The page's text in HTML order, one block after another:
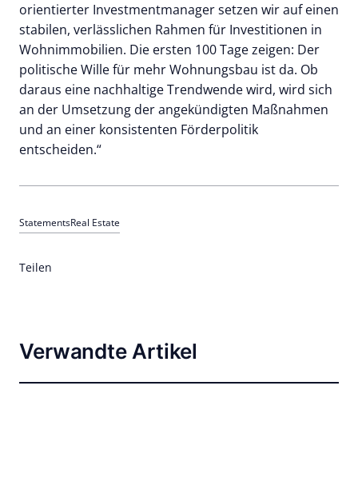
orientierter Investmentmanager setzen wir auf einen
stabilen, verlässlichen Rahmen für Investitionen in
Wohnimmobilien. Die ersten 100 Tage zeigen: Der
politische Wille für mehr Wohnungsbau ist da. Ob
daraus eine nachhaltige Trendwende wird, wird sich
an der Umsetzung der angekündigten Maßnahmen
und an einer konsistenten Förderpolitik
entscheiden.“
StatementsReal Estate
Teilen
Verwandte Artikel